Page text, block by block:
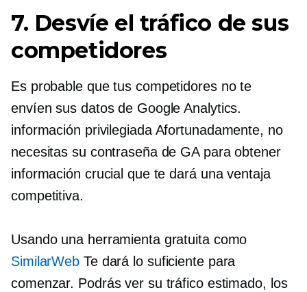
7. Desvíe el tráfico de sus
competidores
Es probable que tus competidores no te
envíen sus datos de Google Analytics.
información privilegiadaAfortunadamente, no
necesitas su contraseña de GA para obtener
información crucial que te dará una ventaja
competitiva.
Usando una herramienta gratuita como
SimilarWeb Te dará lo suficiente para
comenzar. Podrás ver su tráfico estimado, los